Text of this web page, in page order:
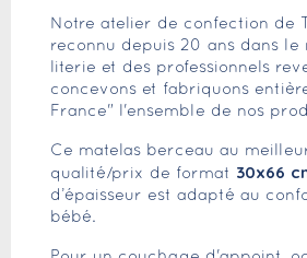
Notre atelier de confection de
reconnu depuis 20 ans dans le
literie et des professionnels
concevons et fabriquons
France" l'ensemble de nos
Ce matelas berceau au
qualité/prix de format 30x66
d’épaisseur est adapté au
bébé.